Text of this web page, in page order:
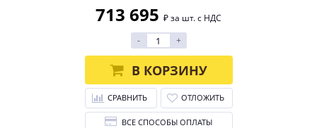
713 695 ₽ за шт. с НДС
-
+
В КОРЗИНУ
СРАВНИТЬ ОТЛОЖИТЬ
ВСЕ СПОСОБЫ ОПЛАТЫ